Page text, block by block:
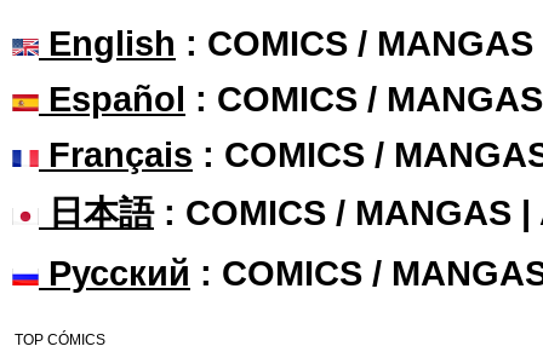
English : COMICS /
Español : COMICS /
Français : COMICS /
日本語: COMICS / MANGAS |
Русский : COMICS /
TOP CÓMICS